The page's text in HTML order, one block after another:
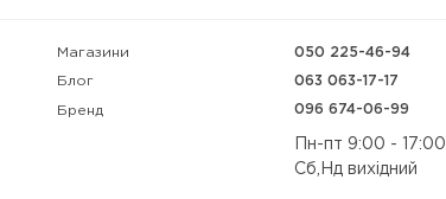
Магазини
Блог
Бренд
050 225-46-94
063 063-17-17
096 674-06-99
Пн-пт 9:00 - 17:00
Сб,Нд вихідний